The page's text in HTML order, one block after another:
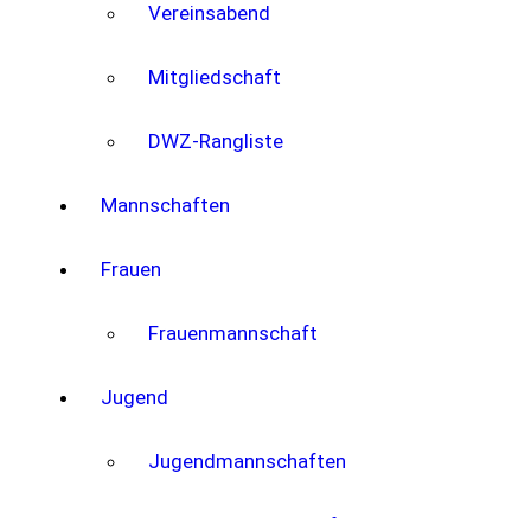
Vereinsabend
Mitgliedschaft
DWZ-Rangliste
Mannschaften
Frauen
Frauenmannschaft
Jugend
Jugendmannschaften